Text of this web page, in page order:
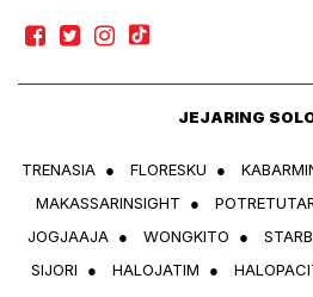
JEJARING
TRENASIA ● FLORESKU ●
MAKASSARINSIGHT
●
JOGJAAJA ● WONGKITO ●
SIJORI
● HALOJATIM ●